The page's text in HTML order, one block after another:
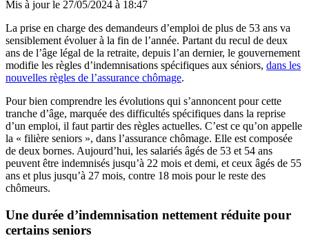
Mis à jour le 27/05/2024 à 18:47
La prise en charge des demandeurs d’emploi de plus de 53 ans va
sensiblement évoluer à la fin de l’année. Partant du recul de deux
ans de l’âge légal de la retraite, depuis l’an dernier, le gouvernement
modifie les règles d’indemnisations spécifiques aux séniors, dans les
nouvelles règles de l’assurance chômage.
Pour bien comprendre les évolutions qui s’annoncent pour cette
tranche d’âge, marquée des difficultés spécifiques dans la reprise
d’un emploi, il faut partir des règles actuelles. C’est ce qu’on appelle
la « filière seniors », dans l’assurance chômage. Elle est composée
de deux bornes. Aujourd’hui, les salariés âgés de 53 et 54 ans
peuvent être indemnisés jusqu’à 22 mois et demi, et ceux âgés de 55
ans et plus jusqu’à 27 mois, contre 18 mois pour le reste des
chômeurs.
Une durée d’indemnisation nettement réduite pour
certains seniors